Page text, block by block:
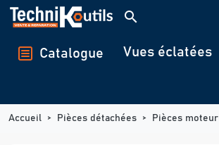
Panneau de gestion des cookies
search
Catalogue Vues éclatées
Accueil Pièces détachées Pièces moteur